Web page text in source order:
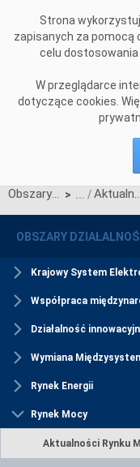
Strona
zapisanych za
celu
W przeglądarce
dotyczące cookies.
Obszary działalności > Aktualności Rynku Mocy
OBSZARY
Krajowy System
Współpraca
Działalność
Wymiana
Rynek Energii
Rynek Mocy
Aktualności Rynku